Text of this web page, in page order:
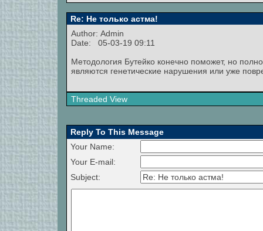
Re: Не только астма!
Author: Admin
Date: 05-03-19 09:11
Методология Бутейко конечно поможет, но
являются генетические нарушения или уже
Threaded View
Reply To This Message
Your Name:
Your E-mail:
Subject: